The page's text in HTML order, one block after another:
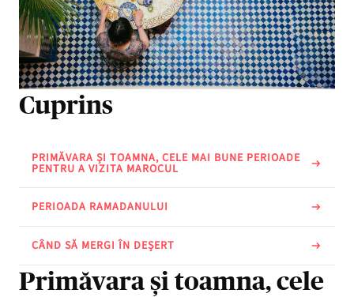
Cuprins
PRIMĂVARA ȘI TOAMNA, CELE MAI BUNE PERIOADE
PENTRU A VIZITA MAROCUL
PERIOADA RAMADANULUI
CÂND SĂ MERGI ÎN DEȘERT
Primăvara și toamna, cele